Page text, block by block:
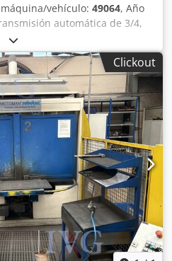
vehículo: 49064, Año
automática de 3/4,
6000 kg, 6 colores,
lateral izquierdo con mesa
transferencia lateral derecha
unidad de control,
1 depósito de aire
60 x 150 cm, sistema de
industrial PARKER
sistema de refrigeración está
Am Tea
Clickout